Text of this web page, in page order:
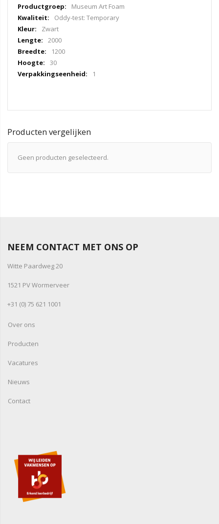
informatie
Museum Art Foam
Oddy-test: Temporary
Zwart
2000
1200
30
1
Producten vergelijken
Geen producten geselecteerd.
NEEM CONTACT MET ONS OP
Witte Paardweg 20
1521 PV Wormerveer
+31 (0) 75 621 1001
Over ons
Producten
Vacatures
Nieuws
Contact